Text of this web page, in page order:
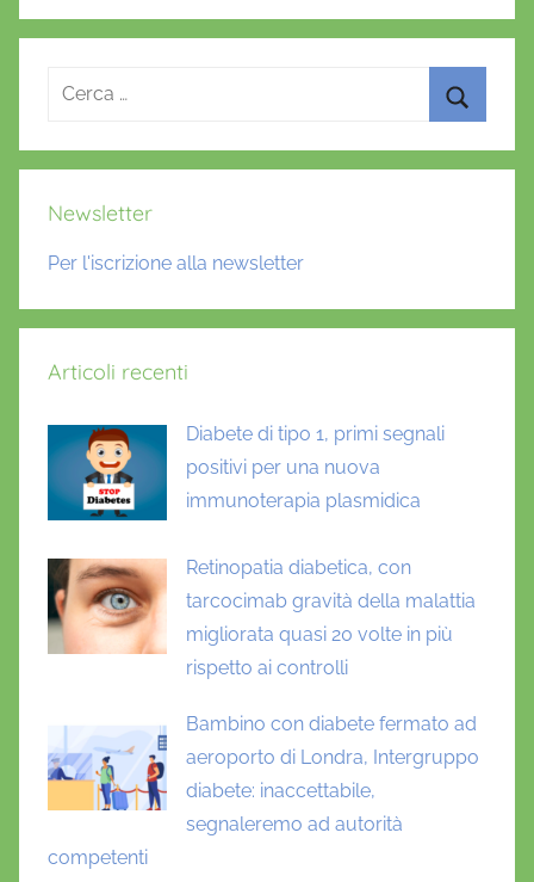
i
d
b
t
,
D
R
I
S
a
n
f
a
l
Ricerca
Newsletter
Per l'iscrizione alla newsletter
Articoli recenti
Diabete di tipo 1, primi segnali
positivi per una nuova
immunoterapia plasmidica
Retinopatia diabetica, con
tarcocimab gravità della malattia
migliorata quasi 20 volte in più
rispetto ai controlli
Bambino con diabete fermato ad
aeroporto di Londra, Intergruppo
diabete: inaccettabile,
segnaleremo ad autorità
competenti